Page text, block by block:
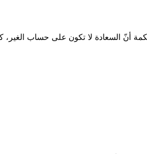
أنّ السعادة لا تكون على حساب الغير،